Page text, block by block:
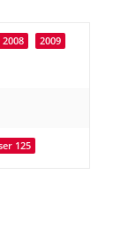
2008 2009
125